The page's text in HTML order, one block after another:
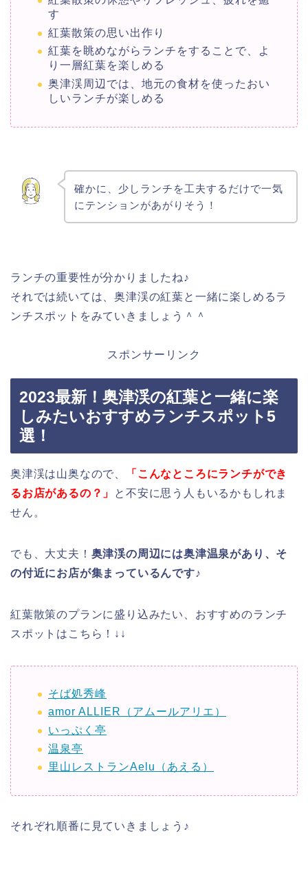
す
紅葉散策の思い出作り
紅葉を眺めながらランチをすることで、よ
り一層紅葉を楽しめる
奥津渓周辺では、地元の食材を使ったおい
しいランチが楽しめる
確かに、少しランチを工夫するだけで一気
にテンションがあがりそう！
ランチの重要性が分かりましたね♪
それでは続いては、奥津渓の紅葉と一緒に楽しめるラ
ンチスポットをみていきましょう＾＾
スポンサーリンク
2023最新！奥津渓の紅葉と一緒に楽
しみたいおすすめランチスポット5
選！
奥津渓は山奥なので、
「こんなところにランチができ
るお店があるの？」
と不安に思う人もいるかもしれま
せん。
でも、大丈夫！ 奥津渓の周辺には奥津温泉があり、そ
の付近にお店が集まっているんです♪
紅葉散策のプランに盛り込みたい、おすすめのランチ
スポットはこちら！↓↓
そば処秀峰
amor ALLIER（アムールアリエ）
いっぷく亭
温泉亭
里山レストランAelu（あえる）
それぞれ順番に見ていきましょう♪